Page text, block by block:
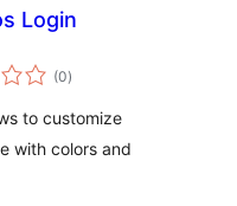
Login
(0कुल
रेटिङ्गहरू
)
to customize
with colors and